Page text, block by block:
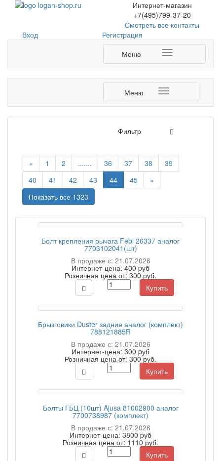
Интернет-магазин
+7(495)799-37-20
Смотреть все контакты
Вход
Регистрация
Меню
Меню
Фильтр
« 1 2 ....... 36 37 38
39
40
41 42 43 44 45
»
Показать все 1323
Болт крепления рычага Febi 26337 аналог
7703102041(шт)
В продаже с: 21.07.2026
Интернет-цена: 400 pуб
Розничная цена от: 300 руб.
Купить
Брызговики Duster задние аналог (комплект)
788121885R
В продаже с: 21.07.2026
Интернет-цена: 300 pуб
Розничная цена от: 300 руб.
Купить
Болты ГБЦ (10шт) Ajusa 81002900 аналог
7700738987 (комплект)
В продаже с: 21.07.2026
Интернет-цена: 3800 pуб
Розничная цена от: 1110 руб.
Купить